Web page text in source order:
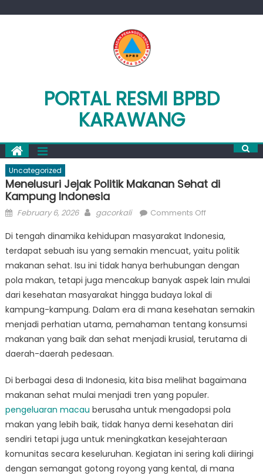
PORTAL RESMI BPBD
KARAWANG
Uncategorized
Menelusuri Jejak Politik Makanan Sehat di
Kampung Indonesia
Posted
February 6, 2026 Author
gacorkali Comments Offon
Jejak
Politik
Makanan
Sehat
di
Kampung
Indonesia
Di tengah dinamika kehidupan masyarakat Indonesia,
terdapat sebuah isu yang semakin mencuat, yaitu politik
makanan sehat. Isu ini tidak hanya berhubungan dengan
pola makan, tetapi juga mencakup banyak aspek lain mulai
dari kesehatan masyarakat hingga budaya lokal di
kampung-kampung. Dalam era di mana kesehatan semakin
menjadi perhatian utama, pemahaman tentang konsumsi
makanan yang baik dan sehat menjadi krusial, terutama di
daerah-daerah pedesaan.
Di berbagai desa di Indonesia, kita bisa melihat bagaimana
makanan sehat mulai menjadi tren yang populer.
pengeluaran macau berusaha untuk mengadopsi pola
makan yang lebih baik, tidak hanya demi kesehatan diri
sendiri tetapi juga untuk meningkatkan kesejahteraan
komunitas secara keseluruhan. Kegiatan ini sering kali diiringi
dengan semangat gotong royong yang kental, di mana